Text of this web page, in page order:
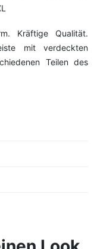
Kräftige Qualität.
mit verdeckten
Teilen des